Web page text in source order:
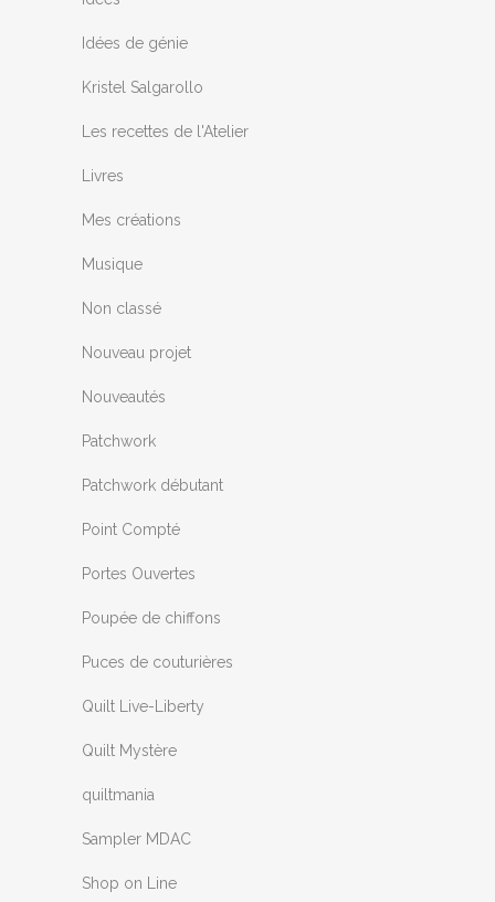
Idées de génie
Kristel Salgarollo
Les recettes de l'Atelier
Livres
Mes créations
Musique
Non classé
Nouveau projet
Nouveautés
Patchwork
Patchwork débutant
Point Compté
Portes Ouvertes
Poupée de chiffons
Puces de couturières
Quilt Live-Liberty
Quilt Mystère
quiltmania
Sampler MDAC
Shop on Line